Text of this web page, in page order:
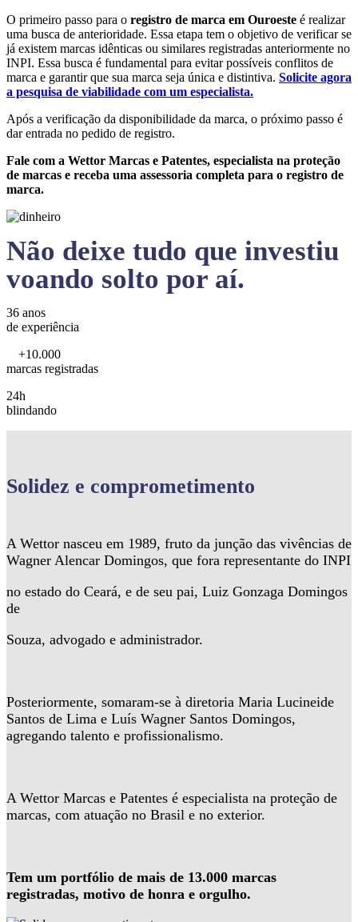
O primeiro passo para o registro de marca em Ouroeste é realizar
uma busca de anterioridade. Essa etapa tem o objetivo de verificar se
já existem marcas idênticas ou similares registradas anteriormente no
INPI. Essa busca é fundamental para evitar possíveis conflitos de
marca e garantir que sua marca seja única e distintiva. Solicite agora
a pesquisa de viabilidade com um especialista.
Após a verificação da disponibilidade da marca, o próximo passo é
dar entrada no pedido de registro.
Fale com a Wettor Marcas e Patentes, especialista na proteção
de marcas e receba uma assessoria completa para o registro de
marca.
Não deixe tudo que investiu
voando solto por aí.
36 anos
de experiência
+10.000
marcas registradas
24h
blindando
Solidez e comprometimento
A Wettor nasceu em 1989, fruto da junção das vivências de
Wagner Alencar Domingos, que fora representante do INPI
no estado do Ceará, e de seu pai, Luiz Gonzaga Domingos
de
Souza, advogado e administrador.
Posteriormente, somaram-se à diretoria Maria Lucineide
Santos de Lima e Luís Wagner Santos Domingos,
agregando talento e profissionalismo.
A Wettor Marcas e Patentes é especialista na proteção de
marcas, com atuação no Brasil e no exterior.
Tem um portfólio de mais de 13.000 marcas
registradas, motivo de honra e orgulho.